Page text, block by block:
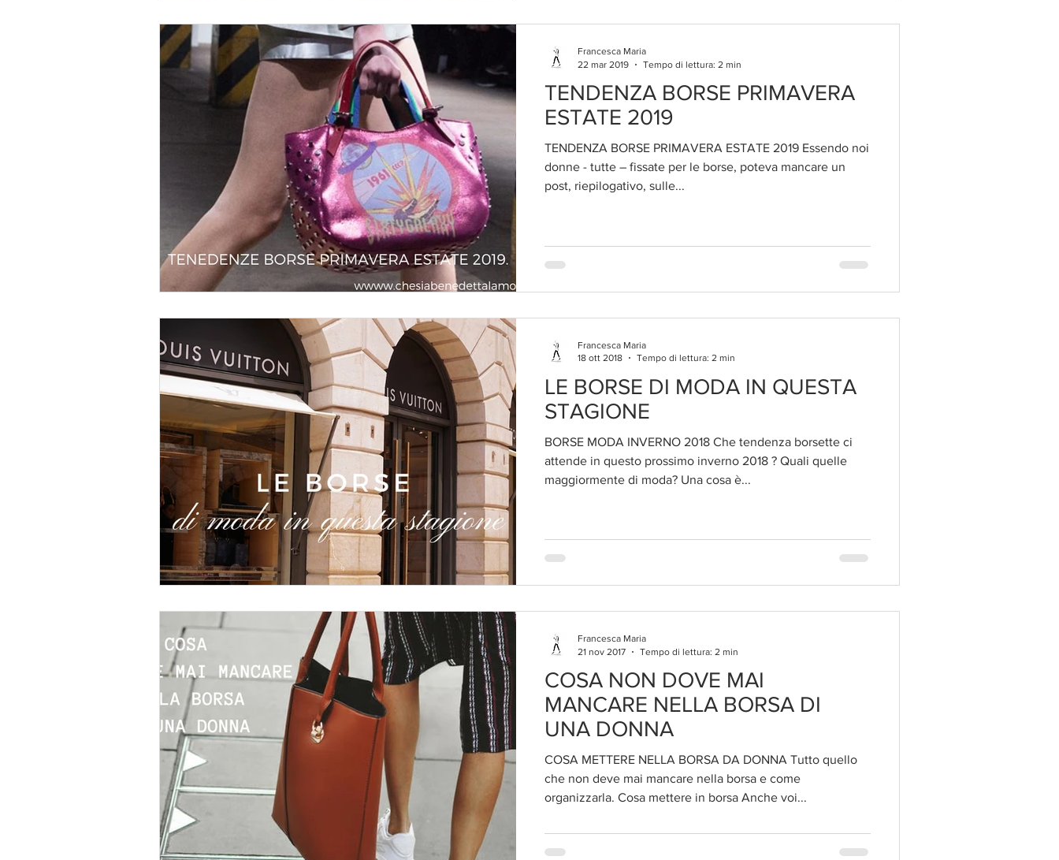
TENDENZA BORSE PRIMAVERA
ESTATE 2019
TENDENZA BORSE PRIMAVERA ESTATE 2019 Essendo noi
donne - tutte – fissate per le borse, poteva mancare un
post, riepilogativo, sulle...
Francesca Maria
22 mar 2019
Tempo di lettura: 2 min
LE BORSE DI MODA IN QUESTA
STAGIONE
BORSE MODA INVERNO 2018 Che tendenza borsette ci
attende in questo prossimo inverno 2018 ? Quali quelle
maggiormente di moda? Una cosa è...
Francesca Maria
18 ott 2018
Tempo di lettura: 2 min
COSA NON DOVE MAI
MANCARE NELLA BORSA DI
UNA DONNA
COSA METTERE NELLA BORSA DA DONNA Tutto quello
che non deve mai mancare nella borsa e come
organizzarla. Cosa mettere in borsa Anche voi...
Francesca Maria
21 nov 2017
Tempo di lettura: 2 min